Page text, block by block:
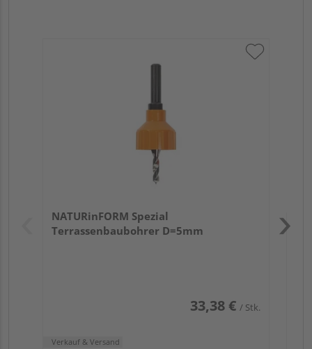
NATURinFORM Spezial
Terrassenbaubohrer D=5mm
33,38 € / Stk.
Verkauf & Versand